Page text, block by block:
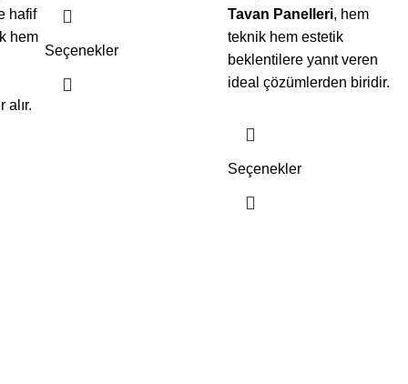
hafif
hem
alır.
Seçenekler
Tavan Panelleri, hem
teknik hem estetik
beklentilere yanıt veren
ideal çözümlerden biridir.
Seçenekler